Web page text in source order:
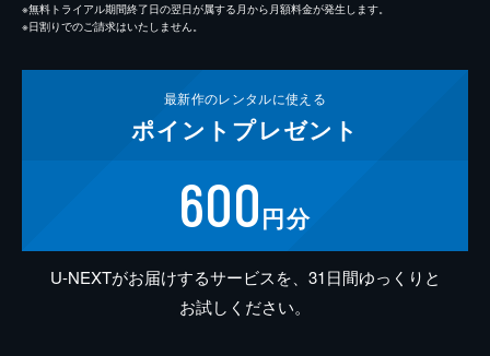
※無料トライアル期間終了日の翌日が属する月から月額料金が発生します。
※日割りでのご請求はいたしません。
最新作のレンタルに使える
ポイント プレゼント
600円分
U-NEXTがお届けするサービスを、31日間ゆっくりと
お試しください。